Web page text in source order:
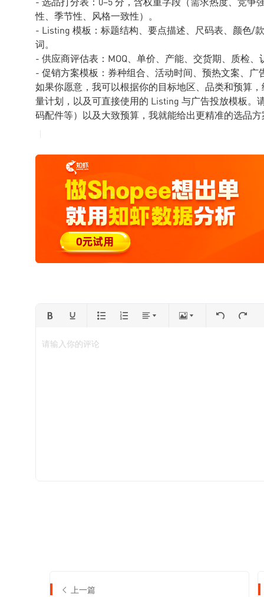
性、季节性、风格一致性）。
- Listing 模板：标题结构、要点描述、尺码表、颜色/
词。
- 供应商评估表：MOQ、单价、产能、交货期、质检
- 促销方案模板：券种组合、活动时间、预热文案、广
如果你愿意，我可以根据你的目标地区、品类和预算
量计划，以及可直接使用的 Listing 与广告投放模板。
码配件等）以及大致预算，我就能给出更精准的选品
请输入你的评论
上一篇